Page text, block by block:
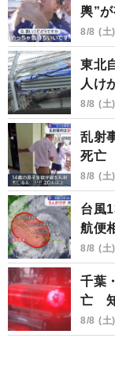
輿”
8/8 (土
東北
人け
8/8 (土
乱射
死亡
8/8 (土
台風
航便
8/8 (土
千葉
亡 知
8/8 (土